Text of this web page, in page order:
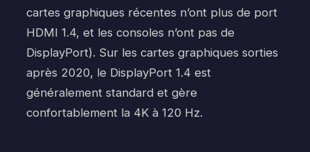
cartes graphiques récentes n’ont plus de port
HDMI 1.4, et les consoles n’ont pas de
DisplayPort). Sur les cartes graphiques sorties
après 2020, le DisplayPort 1.4 est
généralement standard et gère
confortablement la 4K à 120 Hz.